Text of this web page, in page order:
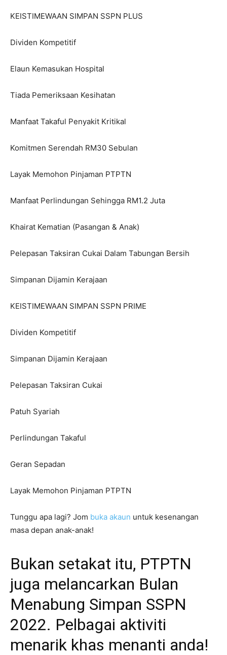
KEISTIMEWAAN SIMPAN SSPN PLUS
Dividen Kompetitif
Elaun Kemasukan Hospital
Tiada Pemeriksaan Kesihatan
Manfaat Takaful Penyakit Kritikal
Komitmen Serendah RM30 Sebulan
Layak Memohon Pinjaman PTPTN
Manfaat Perlindungan Sehingga RM1.2 Juta
Khairat Kematian (Pasangan & Anak)
Pelepasan Taksiran Cukai Dalam Tabungan Bersih
Simpanan Dijamin Kerajaan
KEISTIMEWAAN SIMPAN SSPN PRIME
Dividen Kompetitif
Simpanan Dijamin Kerajaan
Pelepasan Taksiran Cukai
Patuh Syariah
Perlindungan Takaful
Geran Sepadan
Layak Memohon Pinjaman PTPTN
Tunggu apa lagi? Jom buka akaun untuk kesenangan
masa depan anak-anak!
Bukan setakat itu, PTPTN
juga melancarkan Bulan
Menabung Simpan SSPN
2022. Pelbagai aktiviti
menarik khas menanti anda!